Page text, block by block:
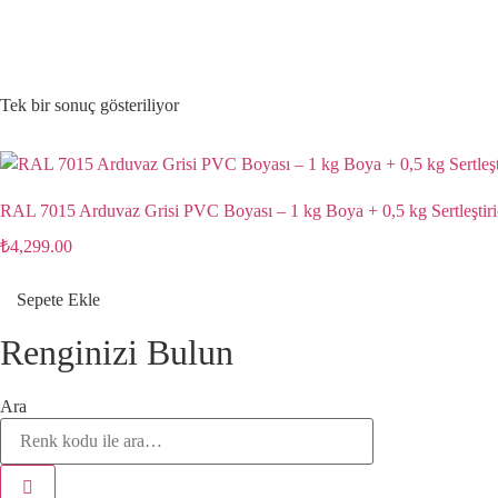
Tek bir sonuç gösteriliyor
RAL 7015 Arduvaz Grisi PVC Boyası – 1 kg Boya + 0,5 kg
₺4,299.00
Sepete Ekle
Renginizi Bulun
Ara